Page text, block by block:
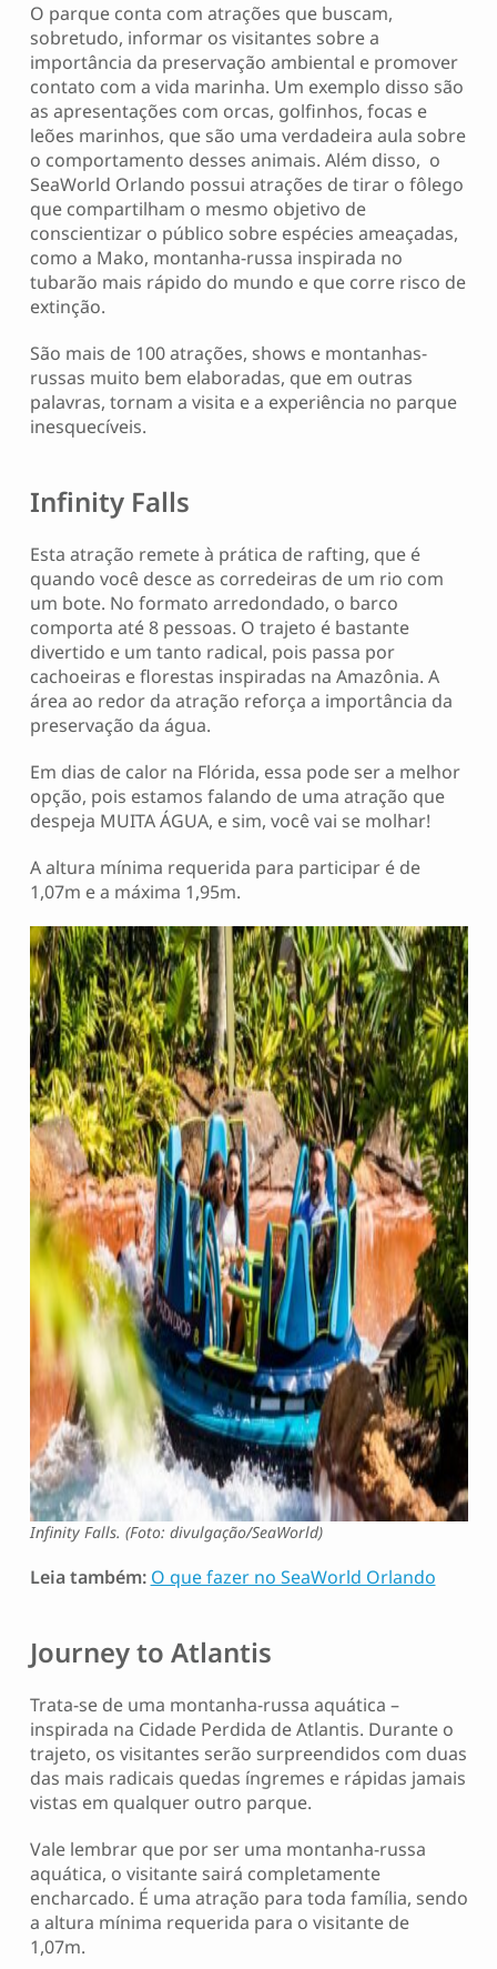
O parque conta com atrações que buscam,
sobretudo, informar os visitantes sobre a
importância da preservação ambiental e promover
contato com a vida marinha. Um exemplo disso são
as apresentações com orcas, golfinhos, focas e
leões marinhos, que são uma verdadeira aula sobre
o comportamento desses animais. Além disso, o
SeaWorld Orlando possui atrações de tirar o fôlego
que compartilham o mesmo objetivo de
conscientizar o público sobre espécies ameaçadas,
como a Mako, montanha-russa inspirada no
tubarão mais rápido do mundo e que corre risco de
extinção.
São mais de 100 atrações, shows e montanhas-
russas muito bem elaboradas, que em outras
palavras, tornam a visita e a experiência no parque
inesquecíveis.
Infinity Falls
Esta atração remete à prática de rafting, que é
quando você desce as corredeiras de um rio com
um bote. No formato arredondado, o barco
comporta até 8 pessoas. O trajeto é bastante
divertido e um tanto radical, pois passa por
cachoeiras e florestas inspiradas na Amazônia. A
área ao redor da atração reforça a importância da
preservação da água.
Em dias de calor na Flórida, essa pode ser a melhor
opção, pois estamos falando de uma atração que
despeja MUITA ÁGUA, e sim, você vai se molhar!
A altura mínima requerida para participar é de
1,07m e a máxima 1,95m.
Infinity Falls. (Foto: divulgação/SeaWorld)
Leia também: O que fazer no SeaWorld Orlando
Journey to Atlantis
Trata-se de uma montanha-russa aquática –
inspirada na Cidade Perdida de Atlantis. Durante o
trajeto, os visitantes serão surpreendidos com duas
das mais radicais quedas íngremes e rápidas jamais
vistas em qualquer outro parque.
Vale lembrar que por ser uma montanha-russa
aquática, o visitante sairá completamente
encharcado. É uma atração para toda família, sendo
a altura mínima requerida para o visitante de
1,07m.